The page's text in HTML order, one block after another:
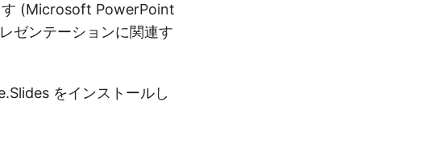
す (Microsoft PowerPoint
ゼンテーションに関連す
をインストールし